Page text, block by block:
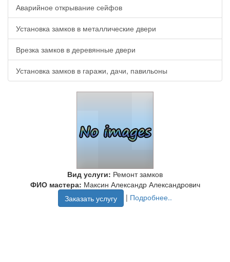
Аварийное открывание сейфов
Установка замков в металлические двери
Врезка замков в деревянные двери
Установка замков в гаражи, дачи, павильоны
Вид услуги: Ремонт замков
ФИО мастера: Максин Александр Александрович
Заказать услугу
| Подробнее..